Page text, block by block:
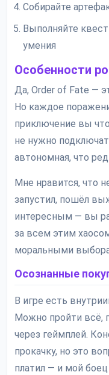
Собирайте
Выполняйте
умения
Особенности
Да, Order of Fate —
Но каждое
приключение вы
не нужно
автономная, что
Мне нравится, что
запустил, пошёл
интересным — вы
за всем этим
моральными
Осознанные
В игре есть
Можно пройти всё,
через геймплей.
прокачку, но это
платил — и мой